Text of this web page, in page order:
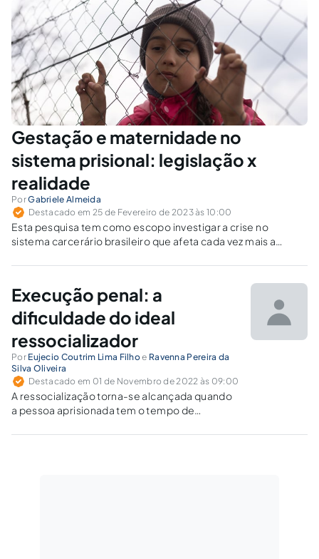
Gestação e maternidade no
sistema prisional: legislação x
realidade
PorGabriele Almeida
Destacado em 25 de Fevereiro de 2023 às 10:00
Esta pesquisa tem como escopo investigar a crise no
sistema carcerário brasileiro que afeta cada vez mais a
gestantes.
Execução penal: a
dificuldade do ideal
ressocializador
Por Eujecio Coutrim Lima Filhoe Ravenna Pereira da
Silva Oliveira
Destacado em 01 de Novembro de 2022 às 09:00
A ressocialização torna-se alcançada quando
a pessoa aprisionada tem o tempo de
seu aprimoramento comportamental.